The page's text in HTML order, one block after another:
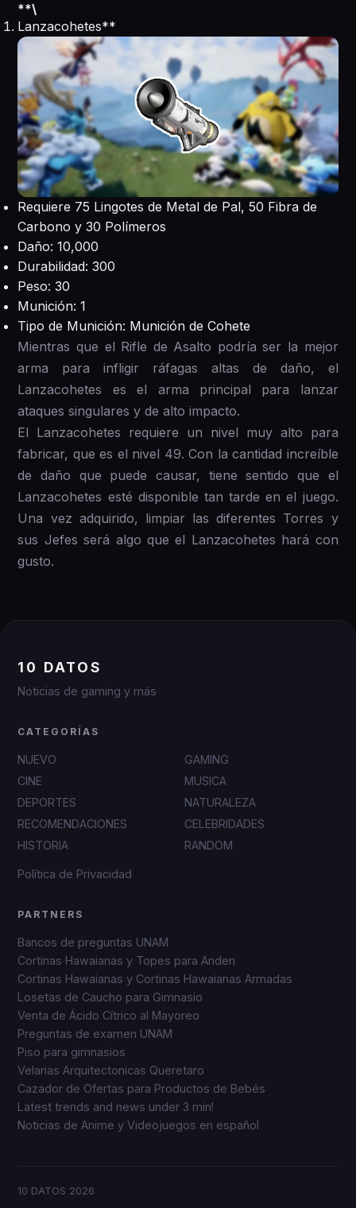
**\
Lanzacohetes**
Requiere 75 Lingotes de Metal de Pal, 50 Fibra de
Carbono y 30 Polímeros
Daño: 10,000
Durabilidad: 300
Peso: 30
Munición: 1
Tipo de Munición: Munición de Cohete
Mientras que el Rifle de Asalto podría ser la mejor
arma para infligir ráfagas altas de daño, el
Lanzacohetes es el arma principal para lanzar
ataques singulares y de alto impacto.
El Lanzacohetes requiere un nivel muy alto para
fabricar, que es el nivel 49. Con la cantidad increíble
de daño que puede causar, tiene sentido que el
Lanzacohetes esté disponible tan tarde en el juego.
Una vez adquirido, limpiar las diferentes Torres y
sus Jefes será algo que el Lanzacohetes hará con
gusto.
10 DATOS
Noticias de gaming y más
CATEGORÍAS
NUEVO
GAMING
CINE
MUSICA
DEPORTES
NATURALEZA
RECOMENDACIONES
CELEBRIDADES
HISTORIA
RANDOM
Política de Privacidad
PARTNERS
Bancos de preguntas UNAM
Cortinas Hawaianas y Topes para Anden
Cortinas Hawaianas y Cortinas Hawaianas Armadas
Losetas de Caucho para Gimnasio
Venta de Ácido Cítrico al Mayoreo
Preguntas de examen UNAM
Piso para gimnasios
Velarias Arquitectonicas Queretaro
Cazador de Ofertas para Productos de Bebés
Latest trends and news under 3 min!
Noticias de Anime y Videojuegos en español
10 DATOS 2026